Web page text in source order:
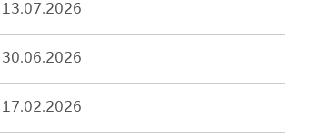
13.07.2026
30.06.2026
17.02.2026